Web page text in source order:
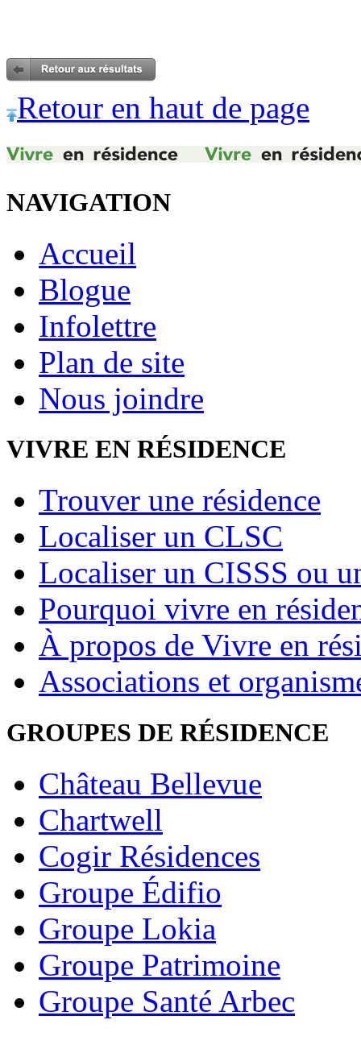
Retour en haut de page
NAVIGATION
Accueil
Blogue
Infolettre
Plan de site
Nous joindre
VIVRE EN RÉSIDENCE
Trouver une résidence
Localiser un CLSC
Localiser un CISSS ou
Pourquoi vivre en
À propos de Vivre en
Associations et
GROUPES DE RÉSIDENCE
Château Bellevue
Chartwell
Cogir Résidences
Groupe Édifio
Groupe Lokia
Groupe Patrimoine
Groupe Santé Arbec